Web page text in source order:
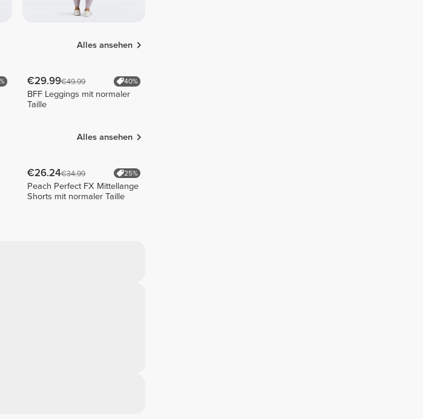
Alles ansehen
€29.99€49.99 40%
BFF Leggings mit normaler
Taille
Alles ansehen
€26.24€34.99 25%
Peach Perfect FX Mittellange
Shorts mit normaler Taille